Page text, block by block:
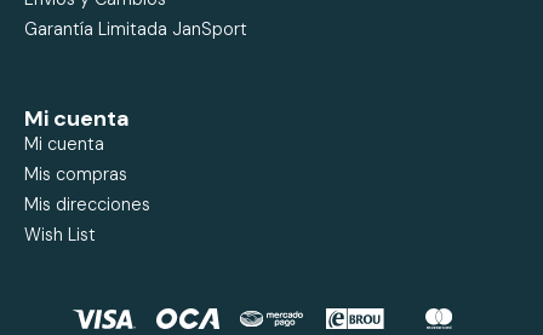
Garantía Limitada JanSport
Mi cuenta
Mi cuenta
Mis compras
Mis direcciones
Wish List